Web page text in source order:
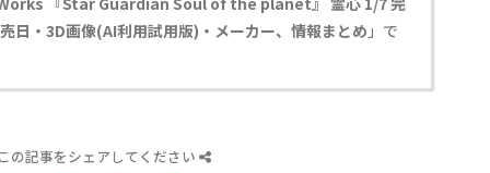
日・3D画像(AI利用試用版)・メーカー、情報まとめ 」で
の記事をシェアしてください